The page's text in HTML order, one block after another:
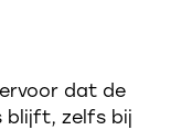
dat de
blijft, zelfs bij